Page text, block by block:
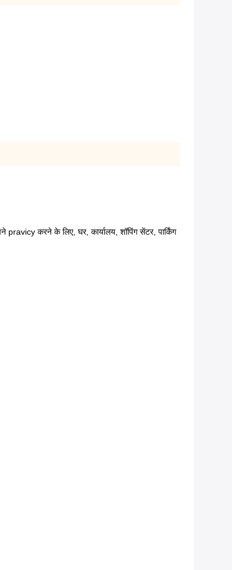
pravicy करने के लिए, घर, कार्यालय, शॉपिंग सेंटर, पार्किंग